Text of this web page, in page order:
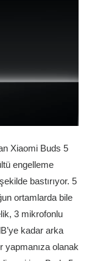
Xiaomi Buds 5
engelleme
bastırıyor. 5
ortamlarda bile
3 mikrofonlu
kadar arka
yapmanıza olanak